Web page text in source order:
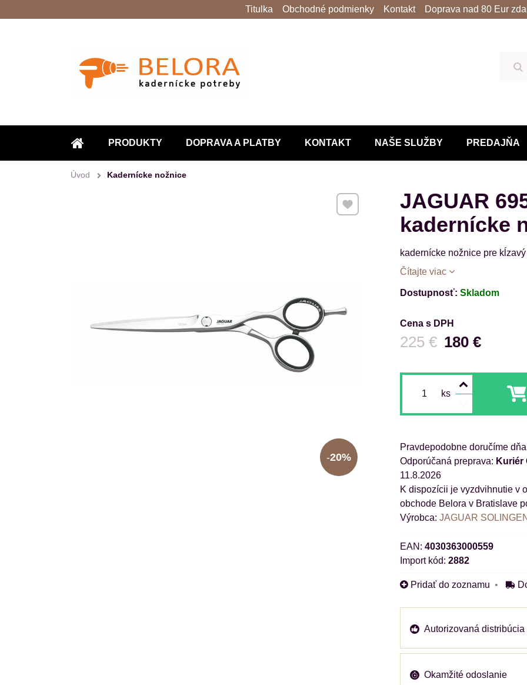
ÚVOD
PRODUKTY DOPRAVA A PLATBY KONTAKT NAŠE SLUŽBY PREDAJŇA
Titulka Obchodné podmienky Kontakt Doprava nad 80 Eur
Úvod Kadernícke nožnice
JAGUAR
kadernícke
kadernícke nožnice pre
Čítajte viac
20%
Pridať k Obľúbeným
Dostupnosť: Skladom
Cena s DPH
180 €
Pred zľavou:
225 €
ks
Pravdepodobne doručíme
Kuriér
11.8.2026
obchode Belora v Bratislave
Výrobca: JAGUAR SOLINGEN
EAN: 4030363000559
Import kód: 2882
Pridať do zoznamu
Autorizovaná distribúcia
Okamžité odoslanie